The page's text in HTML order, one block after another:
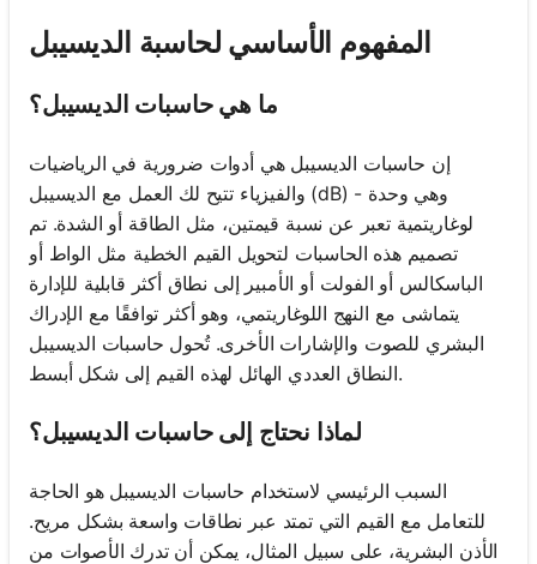
المفهوم الأساسي لحاسبة الديسيبل
ما هي حاسبات الديسيبل؟
إن حاسبات الديسيبل هي أدوات ضرورية في الرياضيات
والفيزياء تتيح لك العمل مع الديسيبل (dB) - وهي وحدة
لوغاريتمية تعبر عن نسبة قيمتين، مثل الطاقة أو الشدة. تم
تصميم هذه الحاسبات لتحويل القيم الخطية مثل الواط أو
الباسكالس أو الفولت أو الأمبير إلى نطاق أكثر قابلية للإدارة
يتماشى مع النهج اللوغاريتمي، وهو أكثر توافقًا مع الإدراك
البشري للصوت والإشارات الأخرى. تُحول حاسبات الديسيبل
النطاق العددي الهائل لهذه القيم إلى شكل أبسط.
لماذا نحتاج إلى حاسبات الديسيبل؟
السبب الرئيسي لاستخدام حاسبات الديسيبل هو الحاجة
للتعامل مع القيم التي تمتد عبر نطاقات واسعة بشكل مريح.
الأذن البشرية، على سبيل المثال، يمكن أن تدرك الأصوات من